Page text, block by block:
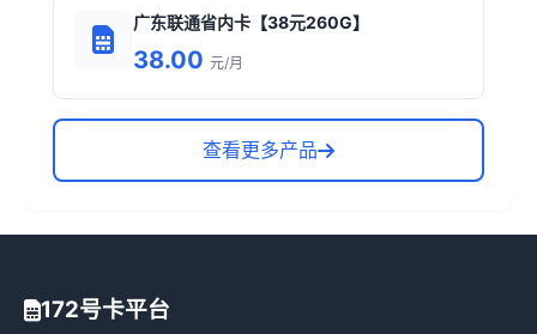
广东联通省内卡【38元260G】
38.00 元/月
查看更多产品
172号卡平台